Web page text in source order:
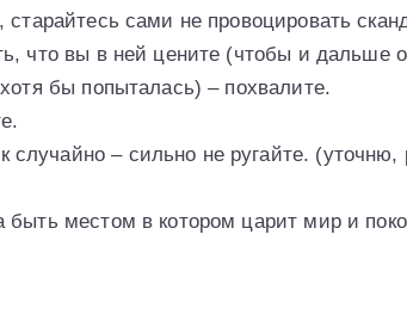
сами не провоцировать
что вы в ней цените (чтобы и дальше
бы попыталась) – похвалите.
– сильно не ругайте. (уточню,
местом в котором царит мир и